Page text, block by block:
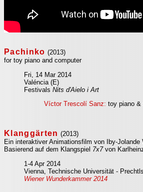
Pachinko (2013)
for toy piano and computer
Fri, 14 Mar 2014
Valéncia (E)
Festivals Nits d'Aielo i Art
Víctor Trescolí Sanz: toy piano &
Klanggärten (2013)
Ein interaktiver Animationsfilm von Iby-Jolande
Basierend auf dem Klangspiel 7x7von
1-4 Apr 2014
Vienna, Technische Universität -
Wiener Wunderkammer 2014